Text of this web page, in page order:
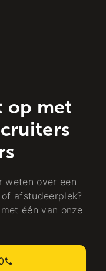
op met
weten over een
afstudeerplek?
één van onze